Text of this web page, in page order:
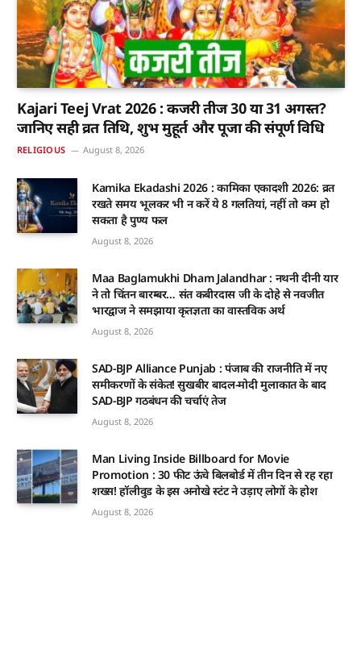
Kajari Teej Vrat 2026 : कजरी तीज 30 या 31 अगस्त?
जानिए सही व्रत तिथि, शुभ मुहूर्त और पूजा की संपूर्ण विधि
RELIGIOUS August 8, 2026
Kamika Ekadashi 2026 : कामिका एकादशी 2026: व्रत
रखते समय भूलकर भी न करें ये 8 गलतियां, नहीं तो कम हो
सकता है पुण्य फल
August 8, 2026
Maa Baglamukhi Dham Jalandhar : नथनी दीनी यार
ने तो चिंतन बारम्बर… संत कबीरदास जी के दोहे से नवजीत
भारद्वाज ने समझाया कृतज्ञता का वास्तविक अर्थ
August 8, 2026
SAD-BJP Alliance Punjab : पंजाब की राजनीति में नए
समीकरणों के संकेत! सुखबीर बादल-मोदी मुलाकात के बाद
SAD-BJP गठबंधन की चर्चाएं तेज
August 8, 2026
Man Living Inside Billboard for Movie
Promotion : 30 फीट ऊंचे बिलबोर्ड में तीन दिन से रह रहा
शख्स! हॉलीवुड के इस अनोखे स्टंट ने उड़ाए लोगों के होश
August 8, 2026